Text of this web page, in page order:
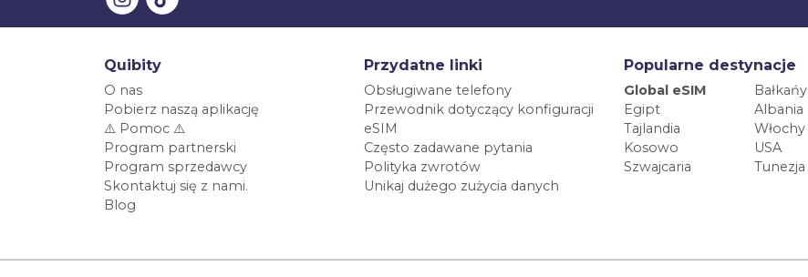
Quibity
O nas
Pobierz naszą aplikację
⚠️ Pomoc ⚠️
Program partnerski
Program sprzedawcy
Skontaktuj się z nami.
Blog
Przydatne linki
Obsługiwane telefony
Przewodnik dotyczący konfiguracji
eSIM
Często zadawane pytania
Polityka zwrotów
Unikaj dużego zużycia danych
Popularne destynacje
Global eSIM
Bałkańy
Egipt
Albania
Tajlandia
Włochy
Kosowo
USA
Szwajcaria
Tunezja